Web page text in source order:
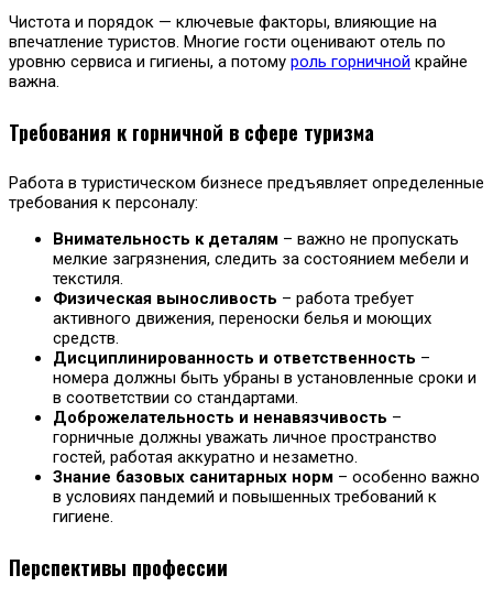
Чистота и порядок — ключевые факторы, влияющие на
впечатление туристов. Многие гости оценивают отель по
уровню сервиса и гигиены, а потому роль горничной крайне
важна.
Требования к горничной в сфере туризма
Работа в туристическом бизнесе предъявляет определенные
требования к персоналу:
Внимательность к деталям – важно не пропускать
мелкие загрязнения, следить за состоянием мебели и
текстиля.
Физическая выносливость – работа требует
активного движения, переноски белья и моющих
средств.
Дисциплинированность и ответственность –
номера должны быть убраны в установленные сроки и
в соответствии со стандартами.
Доброжелательность и ненавязчивость –
горничные должны уважать личное пространство
гостей, работая аккуратно и незаметно.
Знание базовых санитарных норм – особенно важно
в условиях пандемий и повышенных требований к
гигиене.
Перспективы профессии